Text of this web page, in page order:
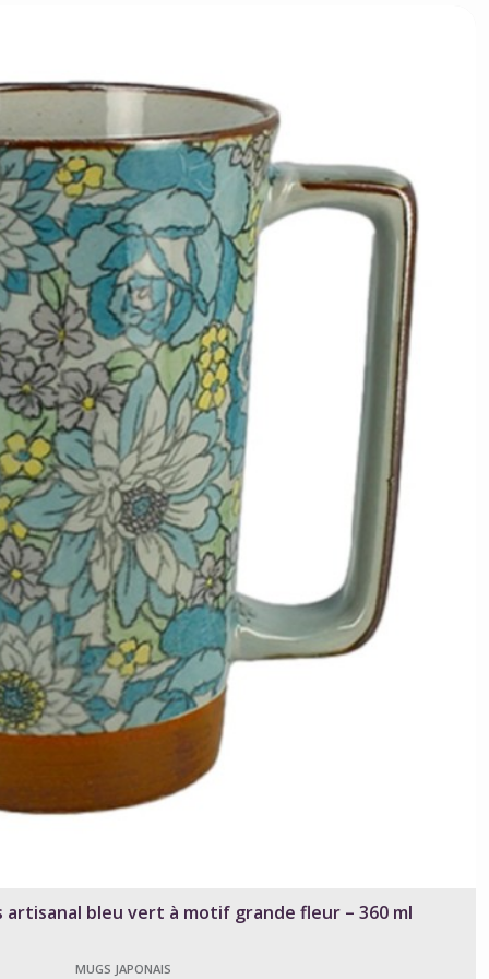
artisanal bleu vert à motif grande fleur – 360 ml
MUGS JAPONAIS